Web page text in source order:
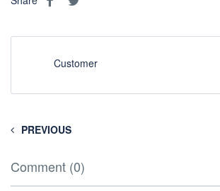
Customer
PREVIOUS
Comment (0)